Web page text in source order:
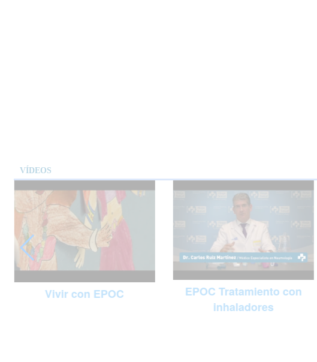
VÍDEOS
Vivir con EPOC
EPOC Tratamiento con
inhaladores